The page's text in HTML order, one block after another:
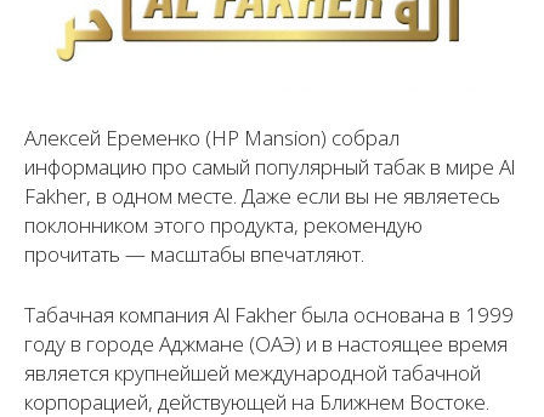
Алексей Еременко (HP Mansion) собрал
информацию про самый популярный табак в мире Al
Fakher, в одном месте. Даже если вы не являетесь
поклонником этого продукта, рекомендую
прочитать — масштабы впечатляют.
Табачная компания Al Fakher была основана в 1999
году в городе Аджмане (ОАЭ) и в настоящее время
является крупнейшей международной табачной
корпорацией, действующей на Ближнем Востоке.